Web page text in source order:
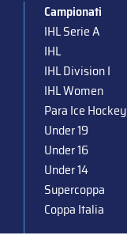
Campionati
IHL Serie A
IHL
IHL Division I
IHL Women
Para Ice Hockey
Under 19
Under 16
Under 14
Supercoppa
Coppa Italia